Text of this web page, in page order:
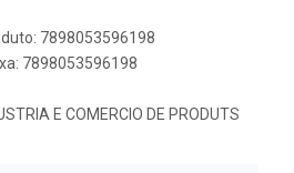
7898053596198
7898053596198
E COMERCIO DE PRODUTS